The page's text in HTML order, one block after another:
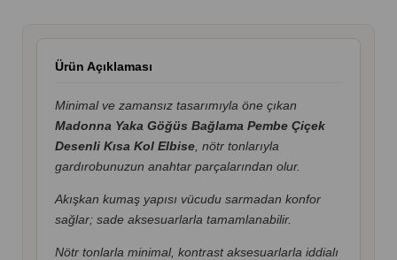
Ürün Açıklaması
Minimal ve zamansız tasarımıyla öne çıkan
Madonna Yaka Göğüs Bağlama Pembe Çiçek
Desenli Kısa Kol Elbise , nötr tonlarıyla
gardırobunuzun anahtar parçalarından olur.
Akışkan kumaş yapısı vücudu sarmadan konfor
sağlar; sade aksesuarlarla tamamlanabilir.
Nötr tonlarla minimal, kontrast aksesuarlarla iddialı